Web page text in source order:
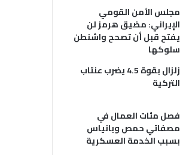
مجلس الأمن القومي
الإيراني: مضيق هرمز لن
يفتح قبل أن تصحح واشنطن
سلوكها
زلزال بقوة 4.5 يضرب عنتاب
التركية
فصل مئات العمال في
مصفاتي حمص وبانياس
بسبب الخدمة العسكرية